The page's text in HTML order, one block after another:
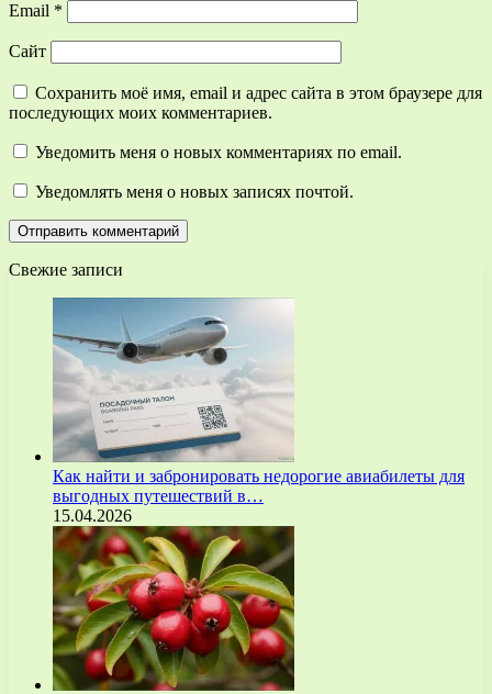
Email *
Сайт
Сохранить моё имя, email и адрес сайта в этом браузере для
последующих моих комментариев.
Уведомить меня о новых комментариях по email.
Уведомлять меня о новых записях почтой.
Свежие записи
Как найти и забронировать недорогие авиабилеты для
выгодных путешествий в…
15.04.2026